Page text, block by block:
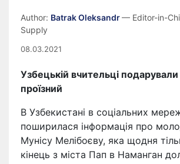
Author: Batrak Oleksandr— Editor-in-
Supply
08.03.2021
Узбецькій вчительці подарували
проїзний
В Узбекистані в соціальних
поширилася інформація про
Мунісу Мелібоєву, яка щодня
кінець з міста Пап в Наманган